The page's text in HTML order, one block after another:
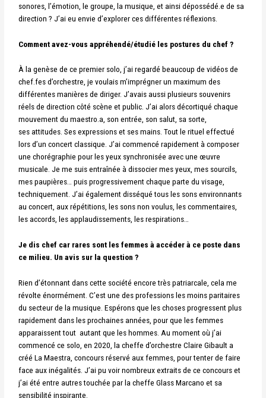
sonores, l’émotion, le groupe, la musique, et ainsi dépossédé.e de sa
direction ? J’ai eu envie d’explorer ces différentes réflexions.
Comment avez-vous appréhendé/étudié les postures du chef ?
À la genèse de ce premier solo, j’ai regardé beaucoup de vidéos de
chef.fes d’orchestre, jevoulais m’imprégner un maximum des
différentes manières de diriger. J’avais aussi plusieurs souvenirs
réels de direction côté scène et public. J’ai alors décortiqué chaque
mouvement du maestro.a, son entrée, son salut, sa sorte,
sesattitudes. Ses expressions et ses mains. Tout le rituel effectué
lors d’un concert classique. J’aicommencé rapidement à composer
une chorégraphie pour les yeux synchronisée avec uneœuvre
musicale. Je me suis entraînée à dissocier mes yeux, mes sourcils,
mes paupières…puis progressivement chaque parte du visage,
techniquement. J’ai également disséqué tous les sons environnants
au concert, aux répétitions, les sons nonvoulus, les commentaires,
les accords, les applaudissements, les respirations…
Je dis chef car rares sont les femmes à accéder à ce poste dans
ce milieu. Un avis sur la question ?
Rien d’étonnant dans cette société encore très patriarcale, cela me
révolte énormément. C’est une des professions les moins paritaires
du secteur de la musique. Espérons que les choses progressent plus
rapidement dans les prochaines années, pour que les femmes
apparaissent tout autant que les hommes. Au moment où j’ai
commencé ce solo, en 2020, la cheffe d’orchestre Claire Gibault a
créé La Maestra, concours réservé aux femmes, pour tenter de faire
face aux inégalités. J’ai pu voir nombreux extraits de ce concours et
j’ai été entre autres touchée par la cheffe Glass Marcano et sa
sensibilité inspirante.